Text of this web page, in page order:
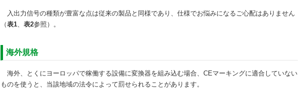
入出力信号の種類が豊富な点は従来の製品と同様であり、仕様でお悩みになるご心配はありません
（表1、 表2参照）。
海外規格
海外、とくにヨーロッパで稼働する設備に変換器を組み込む場合、CEマーキングに適合していない
ものを使うと、当該地域の法令によって罰せられることがあります。